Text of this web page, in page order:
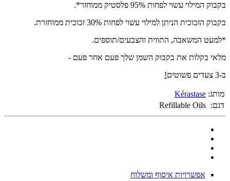
בקבוק המילוי עשוי לפחות 95% פלסטיק ממוחזר*.
בקבוק הזכוכית הניתן למילוי עשוי לפחות 30% זכוכית ממוחזרת.
*למעט המשאבה, התווית והצבעים/תוספים.
מלאי בקלות את בקבוק השמן שלך פעם אחר פעם -
ב-3 צעדים פשוטים
!
מותג: Kérastase
דגם: Refillable Oils
אפשרויות איסוף ומשלוח